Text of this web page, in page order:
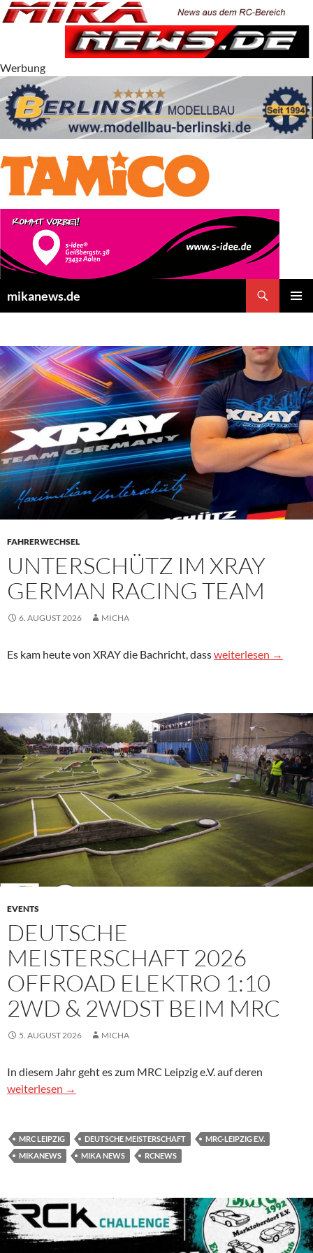
Zum
Inhalt
Werbung
mikanews.de
FAHRERWECHSEL
UNTERSCHÜTZ IM XRAY
GERMAN RACING TEAM
6. AUGUST 2026 MICHA
Es kam heute von XRAY die Bachricht, dassUnterschütz im
weiterlesen →
EVENTS
DEUTSCHE
MEISTERSCHAFT 2026
OFFROAD ELEKTRO 1:10
2WD & 2WDST BEIM MRC
5. AUGUST 2026 MICHA
In diesem Jahr geht es zum MRC Leipzig e.V. auf deren
Deutsche Meisterschaft 2026 Offroad Elektro 1:10 2WD &
weiterlesen →
MRC LEIPZIG DEUTSCHE MEISTERSCHAFT
MRC-LEIPZIG E.V.
MIKANEWS
MIKA NEWS RCNEWS